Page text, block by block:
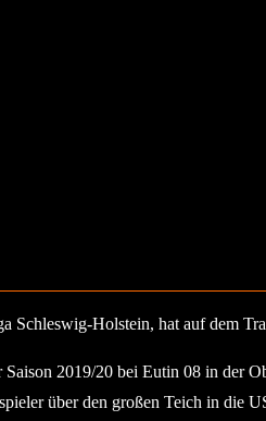
Holstein, hat auf dem
2019/20 bei Eutin 08 in
über den großen Teich in die